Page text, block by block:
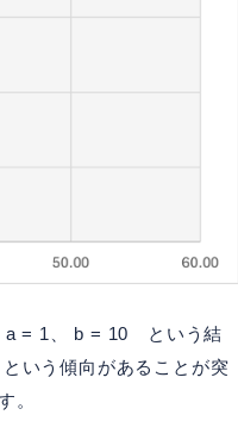
a = 1、 b = 10 という結
いう傾向があることが突
。